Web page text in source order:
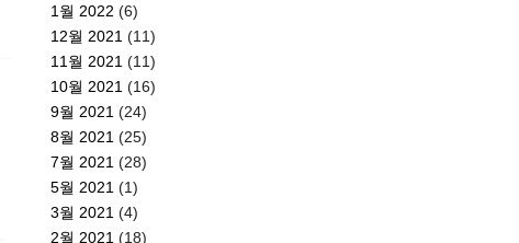
1월 2022 (6)
12월 2021 (11)
11월 2021 (11)
10월 2021 (16)
9월 2021 (24)
8월 2021 (25)
7월 2021 (28)
5월 2021 (1)
3월 2021 (4)
2월 2021 (18)